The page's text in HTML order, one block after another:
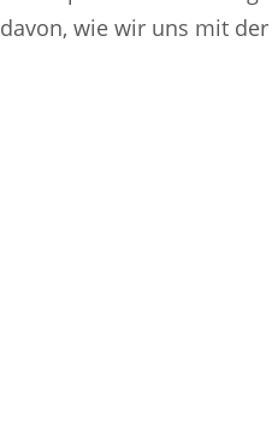
davon, wie wir uns mit